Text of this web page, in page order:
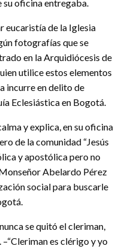
oficina entregaba.
eucaristía de la Iglesia
fotografías que se
en la Arquidiócesis de
utilice estos elementos
incurre en delito de
Eclesiástica en Bogotá.
y explica, en su oficina
de la comunidad “Jesús
y apostólica pero no
Abelardo Pérez
social para buscarle
se quitó el cleriman,
es clérigo y yo